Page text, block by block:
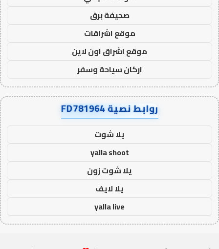
صحيفة برق
موقع اشراقات
موقع اشراق اون لاين
اركان سياحة وسفر
روابط نصية FD781964
يلا شوت
yalla shoot
يلا شوت زون
يلا لايف
yalla live